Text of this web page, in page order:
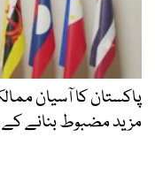
پاکستان کا آسیان
مزید مضبوط بنانے کے